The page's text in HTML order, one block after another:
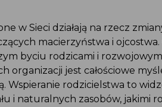
w Sieci działają na rzecz
macierzyństwa i
byciu rodzicami i
organizacji jest całościowe
Wspieranie rodzicielstwa to
i naturalnych zasobów, jakimi